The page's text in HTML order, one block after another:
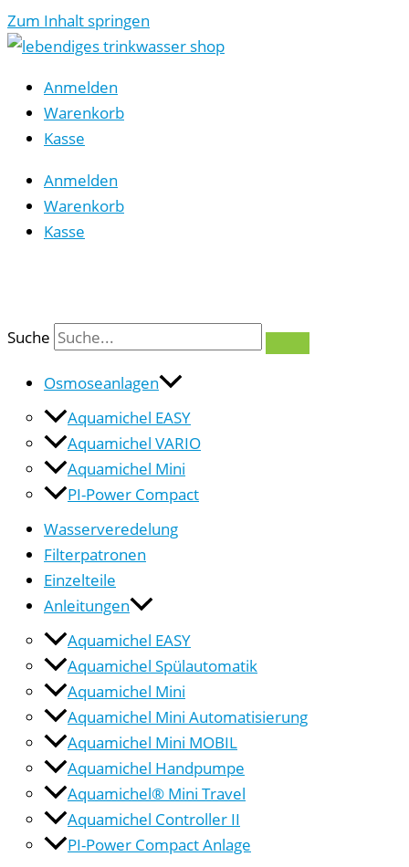
Zum Inhalt springen
Anmelden
Warenkorb
Kasse
Anmelden
Warenkorb
Kasse
Suche
Osmoseanlagen
Aquamichel EASY
Aquamichel VARIO
Aquamichel Mini
PI-Power Compact
Wasserveredelung
Filterpatronen
Einzelteile
Anleitungen
Aquamichel EASY
Aquamichel Spülautomatik
Aquamichel Mini
Aquamichel Mini Automatisierung
Aquamichel Mini MOBIL
Aquamichel Handpumpe
Aquamichel® Mini Travel
Aquamichel Controller II
PI-Power Compact Anlage